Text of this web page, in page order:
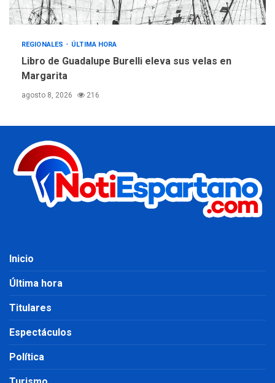
REGIONALES ÚLTIMA HORA
Libro de Guadalupe Burelli eleva sus velas en
Margarita
agosto 8, 2026 216
Inicio
Última hora
Titulares
Espectáculos
Política